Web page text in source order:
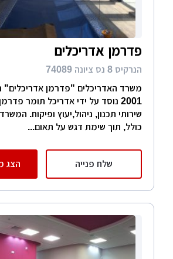
פדרמן אדריכלים
הנרקיס 8 נס ציונה 74089
משרד האדריכלים "פדרמן אדריכלים"
2001 נוסד על ידי אדריכל תומר
שירותי תכנון, ניהול,יעוץ ופיקוח.
כולל, תוך שימת דגש על תאום...
שלח פנייה הצג